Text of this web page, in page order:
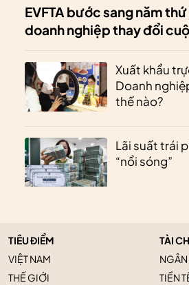
EVFTA bước sang năm
doanh nghiệp thay đổi
Xuất khẩu
Doanh
thế nào?
Lãi suất trái
“nổi sóng”
TIÊU ĐIỂM
VIỆT NAM
THẾ GIỚI
TÀI
TIỀN